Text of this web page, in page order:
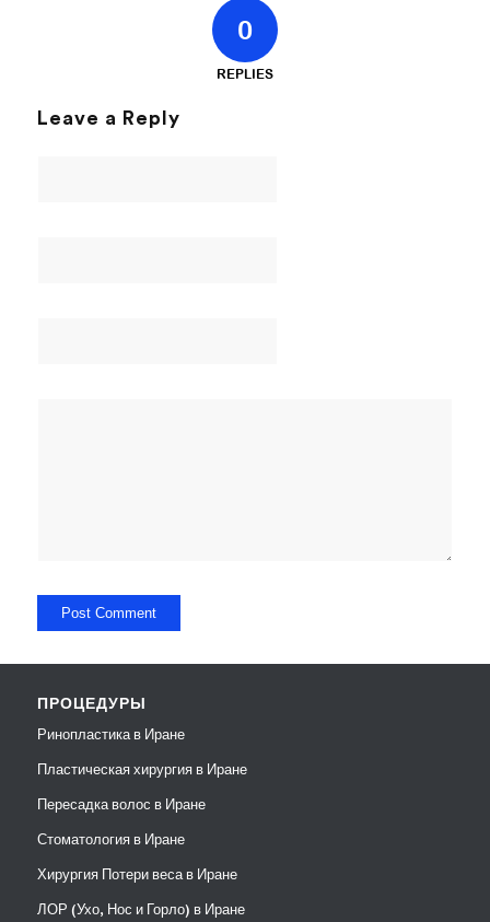
0
REPLIES
Leave a Reply
ПРОЦЕДУРЫ
Ринопластика в Иране
Пластическая хирургия в Иране
Пересадка волос в Иране
Стоматология в Иране
Хирургия Потери веса в Иране
ЛОР (Ухо, Нос и Горло) в Иране